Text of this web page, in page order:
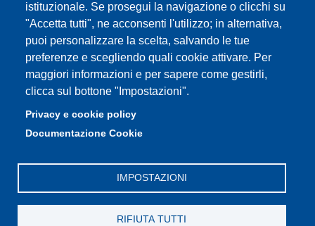
istituzionale. Se prosegui la navigazione o clicchi su
"Accetta tutti", ne acconsenti l'utilizzo; in alternativa,
puoi personalizzare la scelta, salvando le tue
preferenze e scegliendo quali cookie attivare. Per
maggiori informazioni e per sapere come gestirli,
clicca sul bottone "Impostazioni".
Privacy e cookie policy
Documentazione Cookie
IMPOSTAZIONI
RIFIUTA TUTTI
direzionelegale@pec.unimore.it
Sede di Modena: Via Università 4, 41121 Modena, Tel. 059
2056511 - Fax 059 245156
Sede di Reggio Emilia: Viale A. Allegri 9, 42121 Reggio
Emilia, Tel. 0522 523041 - Fax 0522 523045